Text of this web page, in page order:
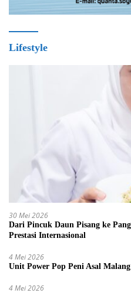
Lifestyle
30 Mei 2026
Dari Pincuk Daun Pisang ke
Prestasi Internasional
4 Mei 2026
Unit Power Pop Peni Asal
4 Mei 2026